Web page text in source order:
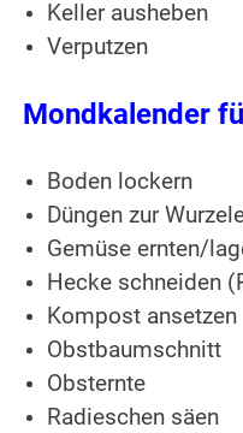
Keller ausheben
Verputzen
Mondkalender
Boden lockern
Düngen zur
Gemüse ernten/
Hecke schneiden
Kompost ansetzen
Obstbaumschnitt
Obsternte
Radieschen säen